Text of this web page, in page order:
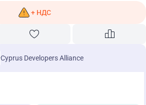
+ НДС
Cyprus Developers Alliance